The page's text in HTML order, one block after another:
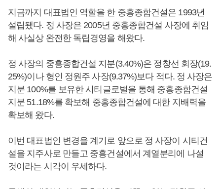
지금까지 대표법인 역할을 한 중흥종합건설은 1993년
설립됐다. 정 사장은 2005년 중흥종합건설 사장에 취임
해 사실상 완전한 독립경영을 해왔다.
정 사장의 중흥종합건설 지분(3.40%)은 정창선 회장(19.
25%)이나 형인 정원주 사장(9.37%)보다 적다. 정 사장은
지분 100%를 보유한 시티글로벌을 통해 중흥종합건설
지분 51.18%를 확보해 중흥종합건설에 대한 지배력을
확보해 왔다.
이번 대표법인 변경을 계기로 앞으로 정 사장이 시티건
설을 지주사로 만들고 중흥건설에서 계열분리에 나설
것이라는 시각이 우세하다.